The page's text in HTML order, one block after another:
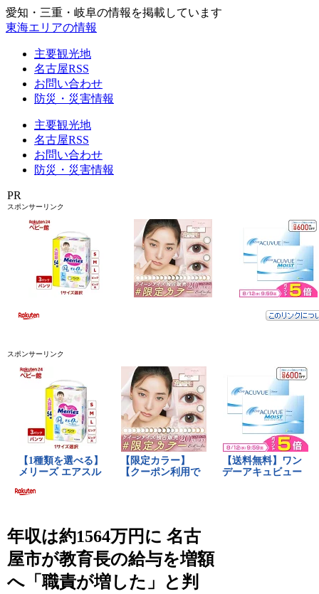
愛知・三重・岐阜の情報を掲載しています
東海エリアの情報
主要観光地
名古屋RSS
お問い合わせ
防災・災害情報
主要観光地
名古屋RSS
お問い合わせ
防災・災害情報
PR
スポンサーリンク
スポンサーリンク
年収は約1564万円に 名古
屋市が教育長の給与を増額
へ「職責が増した」と判